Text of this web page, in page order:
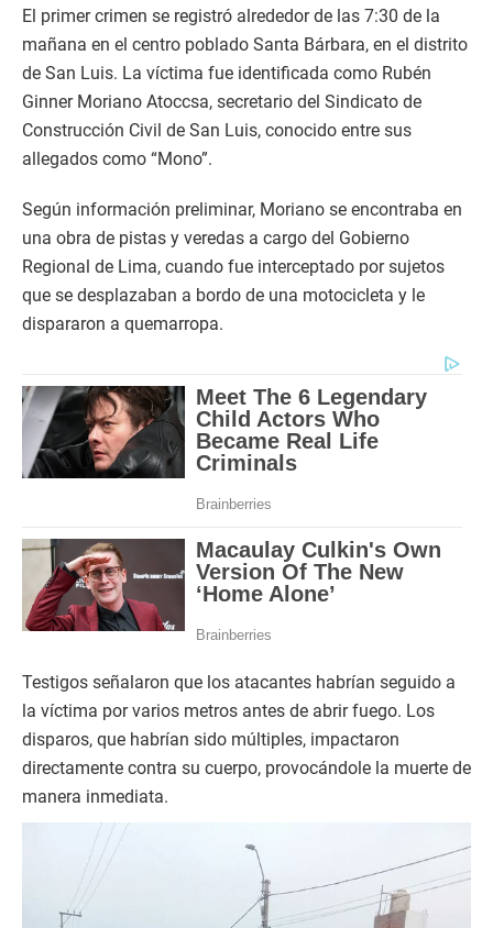
El primer crimen se registró alrededor de las 7:30 de la
mañana en el centro poblado Santa Bárbara, en el distrito
de San Luis. La víctima fue identificada como Rubén
Ginner Moriano Atoccsa, secretario del Sindicato de
Construcción Civil de San Luis, conocido entre sus
allegados como “Mono”.
Según información preliminar, Moriano se encontraba en
una obra de pistas y veredas a cargo del Gobierno
Regional de Lima, cuando fue interceptado por sujetos
que se desplazaban a bordo de una motocicleta y le
dispararon a quemarropa.
Testigos señalaron que los atacantes habrían seguido a
la víctima por varios metros antes de abrir fuego. Los
disparos, que habrían sido múltiples, impactaron
directamente contra su cuerpo, provocándole la muerte de
manera inmediata.